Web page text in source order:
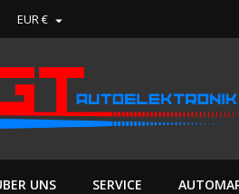
EUR € 
UNS SERVICE